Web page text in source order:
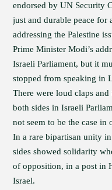
endorsed by UN Security
just and durable peace
addressing the Palestine
Prime Minister Modi’s
Israeli Parliament, but it
stopped from speaking in
There were loud claps
both sides in Israeli
not seem to be the case in
In a rare bipartisan unity
sides showed solidarity
of opposition, in a post in
Israel.